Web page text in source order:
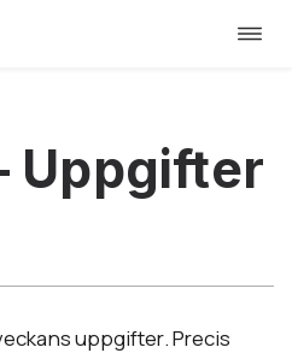
Uppgifter
uppgifter. Precis